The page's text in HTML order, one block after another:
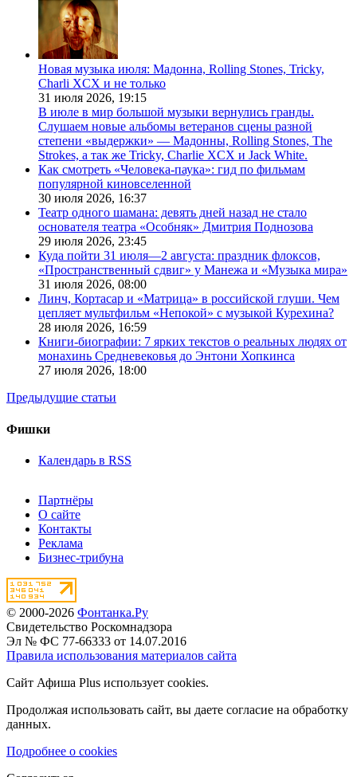
Новая музыка июля: Мадонна, Rolling Stones, Tricky,
Charli XCX и не только
31 июля 2026, 19:15
В июле в мир большой музыки вернулись гранды.
Слушаем новые альбомы ветеранов сцены разной
степени «выдержки» — Мадонны, Rolling Stones, The
Strokes, а так же Tricky, Charlie XCX и Jack White.
Как смотреть «Человека-паука»: гид по фильмам
популярной киновселенной
30 июля 2026, 16:37
Театр одного шамана: девять дней назад не стало
основателя театра «Особняк» Дмитрия Поднозова
29 июля 2026, 23:45
Куда пойти 31 июля—2 августа: праздник флоксов,
«Пространственный сдвиг» у Манежа и «Музыка мира»
31 июля 2026, 08:00
Линч, Кортасар и «Матрица» в российской глуши. Чем
цепляет мультфильм «Непокой» с музыкой Курехина?
28 июля 2026, 16:59
Книги-биографии: 7 ярких текстов о реальных людях от
монахинь Средневековья до Энтони Хопкинса
27 июля 2026, 18:00
Предыдущие статьи
Фишки
Календарь в RSS
Партнёры
О сайте
Контакты
Реклама
Бизнес-трибуна
© 2000-2026 Фонтанка.Ру
Свидетельство Роскомнадзора
Эл № ФС 77-66333 от 14.07.2016
Правила использования материалов сайта
Сайт Афиша Plus использует cookies.
Продолжая использовать сайт, вы даете согласие на обработку
данных.
Подробнее о cookies